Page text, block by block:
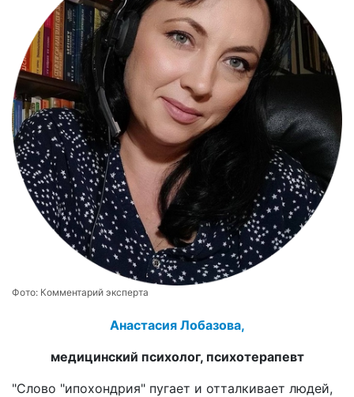
Фото: Комментарий эксперта
Анастасия Лобазова,
медицинский психолог, психотерапевт
"Слово "ипохондрия" пугает и отталкивает людей,